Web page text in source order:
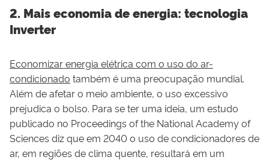
2. Mais economia de energia: tecnologia
Inverter
Economizar energia elétrica com o uso do ar-
condicionado também é uma preocupação mundial.
Além de afetar o meio ambiente, o uso excessivo
prejudica o bolso. Para se ter uma ideia, um estudo
publicado no Proceedings of the National Academy of
Sciences diz que em 2040 o uso de condicionadores de
ar, em regiões de clima quente, resultará em um